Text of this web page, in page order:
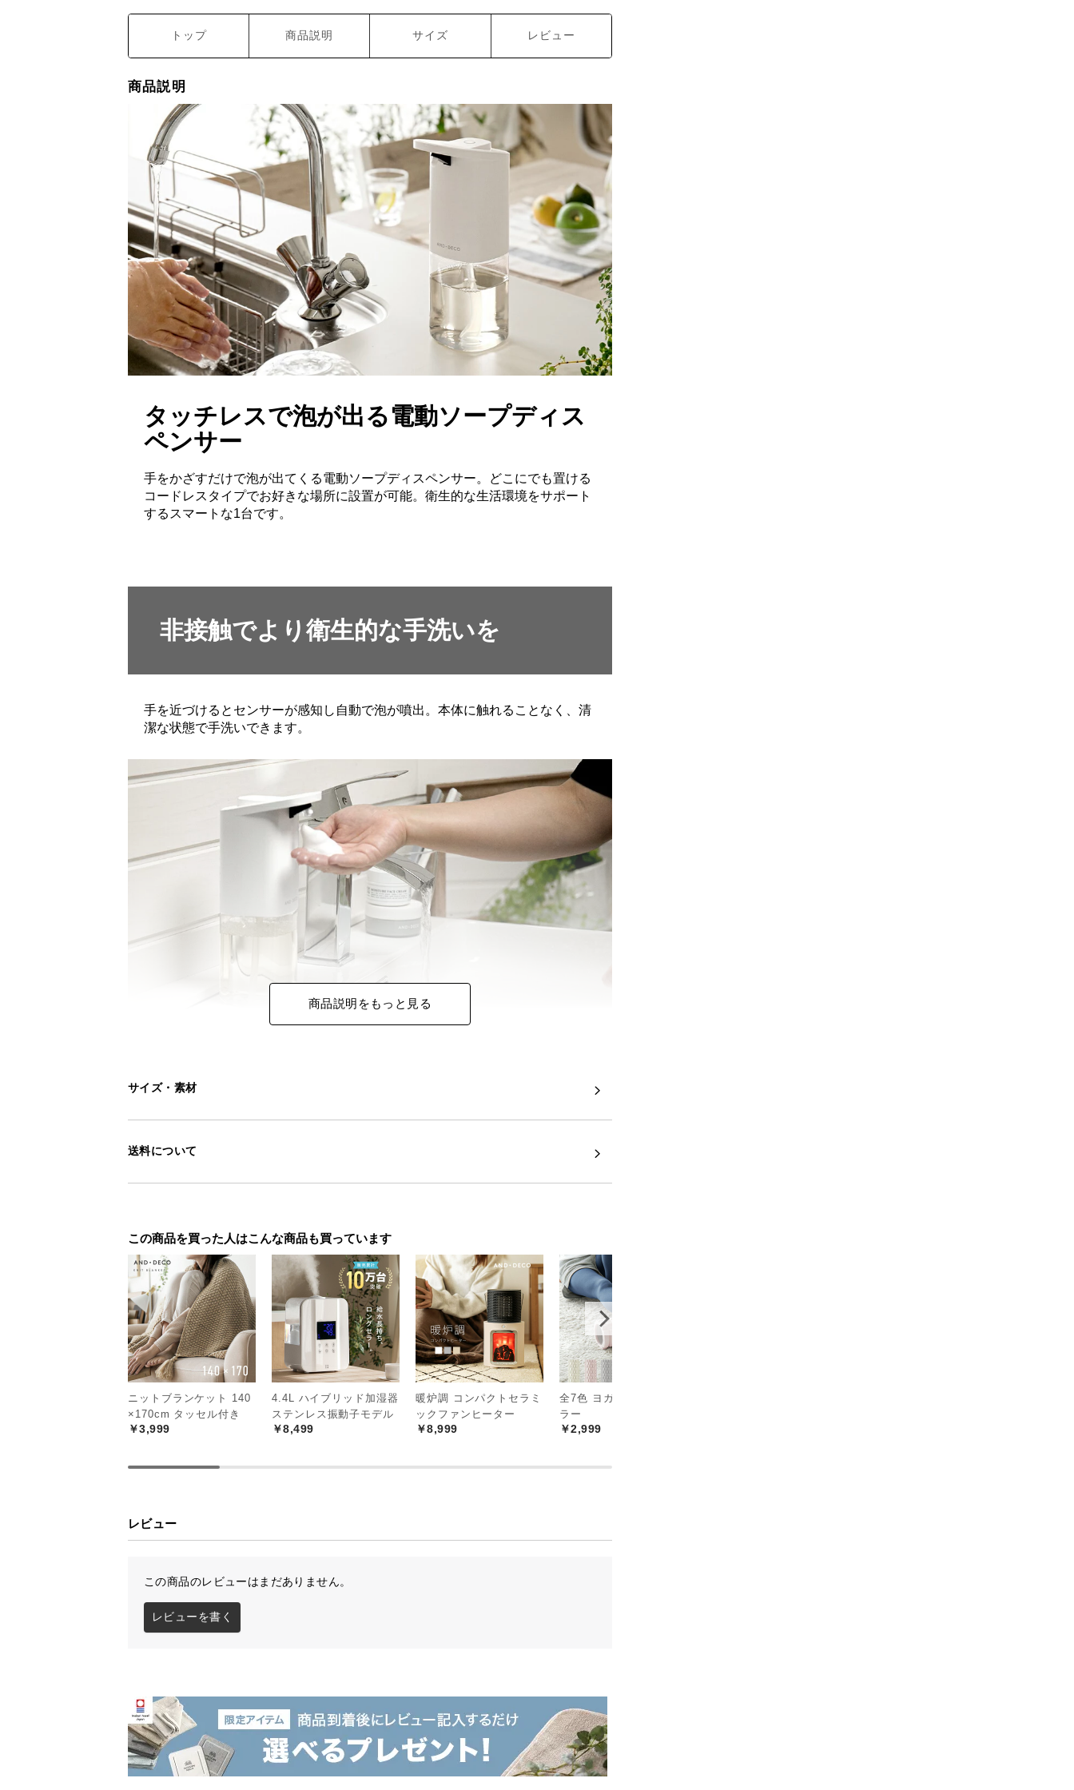
トップ 商品説明 サイズ レビュー
商品説明
タッチレスで泡が出る電動ソープディス
ペンサー
手をかざすだけで泡が出てくる電動ソープディスペンサー。どこにでも置ける
コードレスタイプでお好きな場所に設置が可能。衛生的な生活環境をサポート
するスマートな1台です。
非接触でより衛生的な手洗いを
手を近づけるとセンサーが感知し自動で泡が噴出。本体に触れることなく、清
潔な状態で手洗いできます。
電池で動くコードレス仕様
自由に使用できます。
電源
※乾電池は付属しておりません
泡立て不要ですぐに洗える泡タイプ
商品説明をもっと見る
サイズ・素材
送料について
この商品を買った人はこんな商品も買っています
ニットブランケット 140
×170cm タッセル付き
￥3,999
4.4L ハイブリッド加湿器
ステンレス振動子モデル
￥8,499
暖炉調 コンパクトセラミ
ックファンヒーター
￥8,999
全7色 ヨガフォームロー
ラー
￥2,999
レビュー
この商品のレビューはまだありません。
レビューを書く